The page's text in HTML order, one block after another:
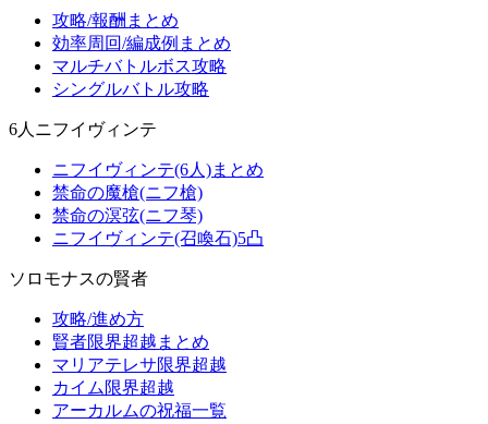
攻略/報酬まとめ
効率周回/編成例まとめ
マルチバトルボス攻略
シングルバトル攻略
6人ニフイヴィンテ
ニフイヴィンテ(6人)まとめ
禁命の魔槍(ニフ槍)
禁命の溟弦(ニフ琴)
ニフイヴィンテ(召喚石)5凸
ソロモナスの賢者
攻略/進め方
賢者限界超越まとめ
マリアテレサ限界超越
カイム限界超越
アーカルムの祝福一覧